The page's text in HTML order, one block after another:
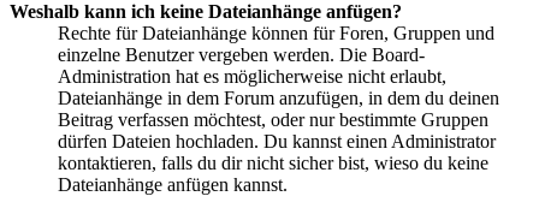
Weshalb kann ich keine Dateianhänge anfügen?
Rechte für Dateianhänge können für Foren, Gruppen und
einzelne Benutzer vergeben werden. Die Board-
Administration hat es möglicherweise nicht erlaubt,
Dateianhänge in dem Forum anzufügen, in dem du deinen
Beitrag verfassen möchtest, oder nur bestimmte Gruppen
dürfen Dateien hochladen. Du kannst einen Administrator
kontaktieren, falls du dir nicht sicher bist, wieso du keine
Dateianhänge anfügen kannst.